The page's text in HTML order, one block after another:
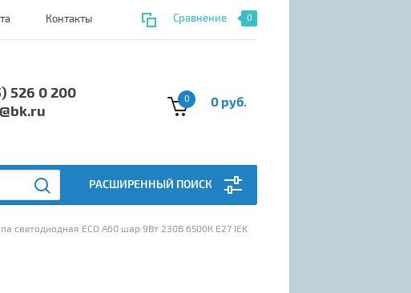
Контакты Сравнение 0
526 0 200
0 0 руб.
РАСШИРЕННЫЙ ПОИСК
светодиодная ECO A60 шар 9Вт 230В 6500К E27 IEK